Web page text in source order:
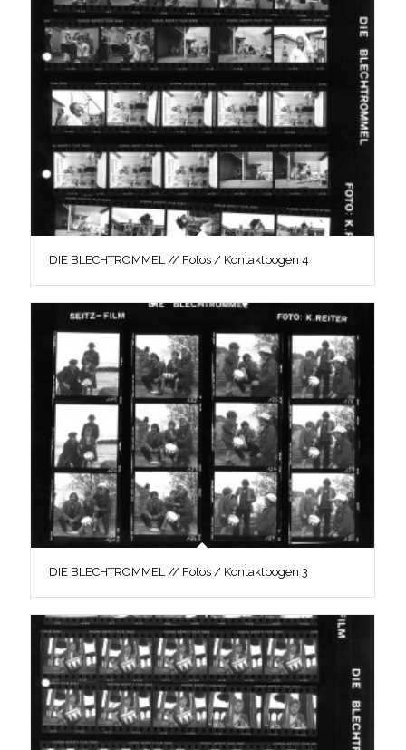
DIE BLECHTROMMEL // Fotos / Kontaktbogen 4
DIE BLECHTROMMEL // Fotos / Kontaktbogen 3